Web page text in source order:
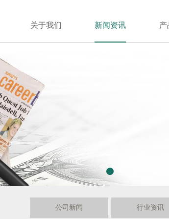
关于我们 新闻资讯 产
公司新闻 行业资讯